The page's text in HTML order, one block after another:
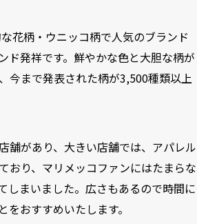
花柄・ウニッコ柄で人気のブランド
ド発祥です。鮮やかな色と大胆な柄が
今まで発表された柄が3,500種類以上
舗があり、大きい店舗では、アパレル
おり、マリメッコファンにはたまらな
しまいました。広さもあるので時間に
おすすめいたします。